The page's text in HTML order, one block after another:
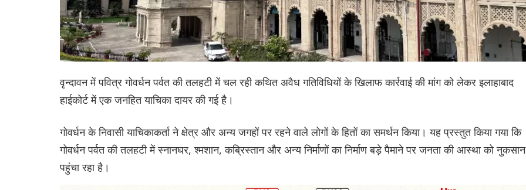
वृन्दावन में पवित्र गोवर्धन पर्वत की तलहटी में चल रही कथित अवैध गतिविधियों के खिलाफ कार्रवाई की मांग को लेकर इलाहाबाद
हाईकोर्ट में एक जनहित याचिका दायर की गई है।
गोवर्धन के निवासी याचिकाकर्ता ने क्षेत्र और अन्य जगहों पर रहने वाले लोगों के हितों का समर्थन किया। यह प्रस्तुत किया गया कि
गोवर्धन पर्वत की तलहटी में स्नानघर, श्मशान, कब्रिस्तान और अन्य निर्माणों का निर्माण बड़े पैमाने पर जनता की आस्था को नुकसान
पहुंचा रहा है।